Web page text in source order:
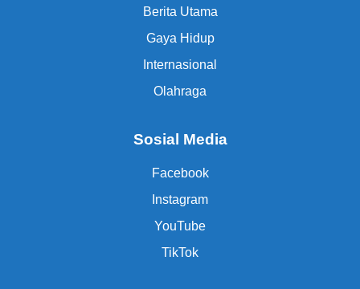
Berita Utama
Gaya Hidup
Internasional
Olahraga
Sosial Media
Facebook
Instagram
YouTube
TikTok